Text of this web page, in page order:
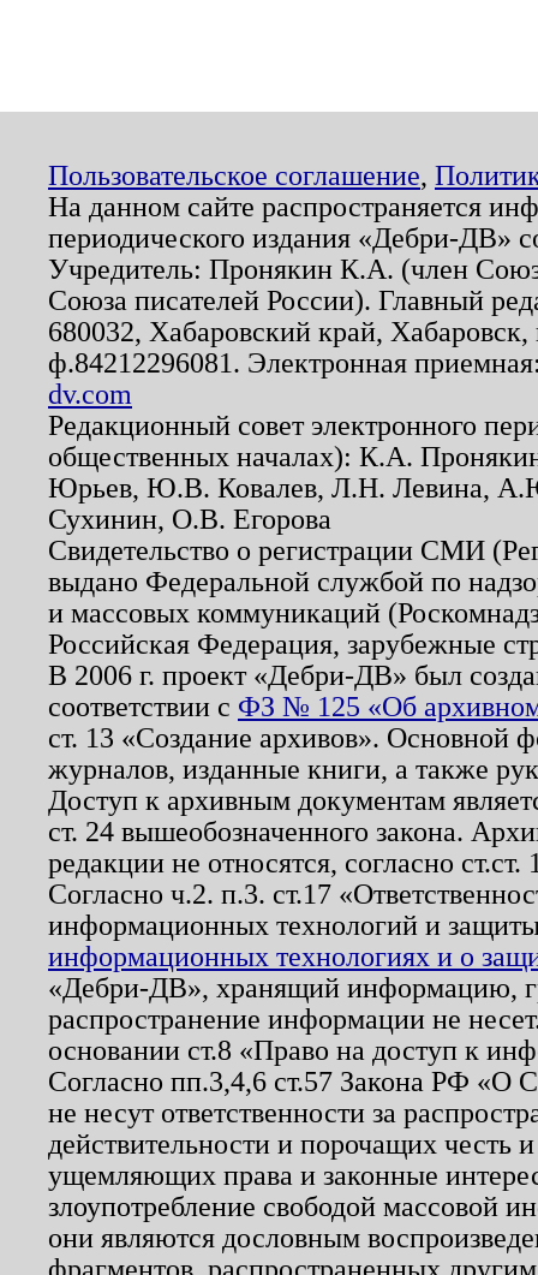
Пользовательское соглашение,
На данном сайте распространяется
периодического издания «Дебри-ДВ»
Учредитель: Пронякин К.А. (член
Союза писателей России). Главный
680032, Хабаровский край,
ф.84212296081. Электронная
dv.com
Редакционный совет электронного
общественных началах): К.А.
Юрьев, Ю.В. Ковалев, Л.Н. Левина,
Сухинин, О.В. Егорова
Свидетельство о регистрации СМИ
выдано Федеральной службой по
и массовых коммуникаций
Российская Федерация, зарубежные
В 2006 г. проект «Дебри-ДВ» был
соответствии с ФЗ № 125 «Об
ст. 13 «Создание архивов». Основной
журналов, изданные книги, а также
Доступ к архивным документам
ст. 24 вышеобозначенного закона.
редакции не относятся, согласно
Согласно ч.2. п.3. ст.17
информационных технологий и
информационных технологиях и о
«Дебри-ДВ», хранящий информацию,
распространение информации не
основании ст.8 «Право на доступ к
Согласно пп.3,4,6 ст.57 Закона РФ «О
не несут ответственности за
действительности и порочащих честь
ущемляющих права и законные
злоупотребление свободой массовой
они являются дословным
фрагментов, распространенных